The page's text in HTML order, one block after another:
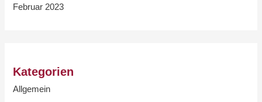
Februar 2023
Kategorien
Allgemein